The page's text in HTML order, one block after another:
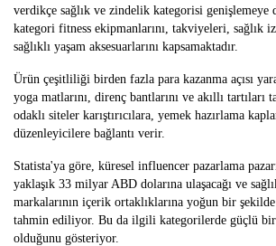
verdikçe sağlık ve zindelik kategorisi genişlemeye
kategori fitness ekipmanlarını, takviyeleri, sağlık
sağlıklı yaşam aksesuarlarını kapsamaktadır.
Ürün çeşitliliği birden fazla para kazanma açısı
yoga matlarını, direnç bantlarını ve akıllı tartıları
odaklı siteler karıştırıcılara, yemek hazırlama
düzenleyicilere bağlantı verir.
Statista'ya göre, küresel influencer pazarlama
yaklaşık 33 milyar ABD dolarına ulaşacağı ve
markalarının içerik ortaklıklarına yoğun bir şekilde
tahmin ediliyor. Bu da ilgili kategorilerde güçlü
olduğunu gösteriyor.